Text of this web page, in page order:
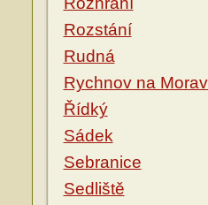
Rozstání
Rudná
Rychnov na
Řídký
Sádek
Sebranice
Sedliště